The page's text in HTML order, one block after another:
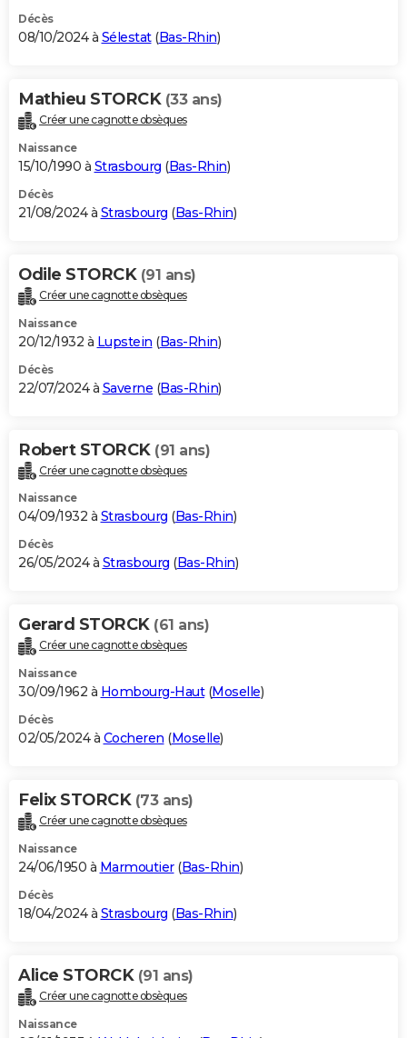
Décès
08/10/2024 à Sélestat(Bas-Rhin)
Mathieu STORCK (33 ans)
Créer une cagnotte obsèques
Naissance
15/10/1990 à Strasbourg (Bas-Rhin)
Décès
21/08/2024 à Strasbourg (Bas-Rhin)
Odile STORCK (91 ans)
Créer une cagnotte obsèques
Naissance
20/12/1932 à Lupstein (Bas-Rhin)
Décès
22/07/2024 à Saverne (Bas-Rhin)
Robert STORCK (91 ans)
Créer une cagnotte obsèques
Naissance
04/09/1932 à Strasbourg (Bas-Rhin)
Décès
26/05/2024 à Strasbourg (Bas-Rhin)
Gerard STORCK (61 ans)
Créer une cagnotte obsèques
Naissance
30/09/1962 à Hombourg-Haut(Moselle)
Décès
02/05/2024 à Cocheren (Moselle)
Felix STORCK (73 ans)
Créer une cagnotte obsèques
Naissance
24/06/1950 à Marmoutier(Bas-Rhin)
Décès
18/04/2024 à Strasbourg (Bas-Rhin)
Alice STORCK (91 ans)
Créer une cagnotte obsèques
Naissance